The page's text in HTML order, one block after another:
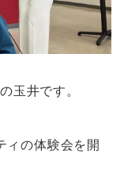
玉井です。
ィの体験会を開